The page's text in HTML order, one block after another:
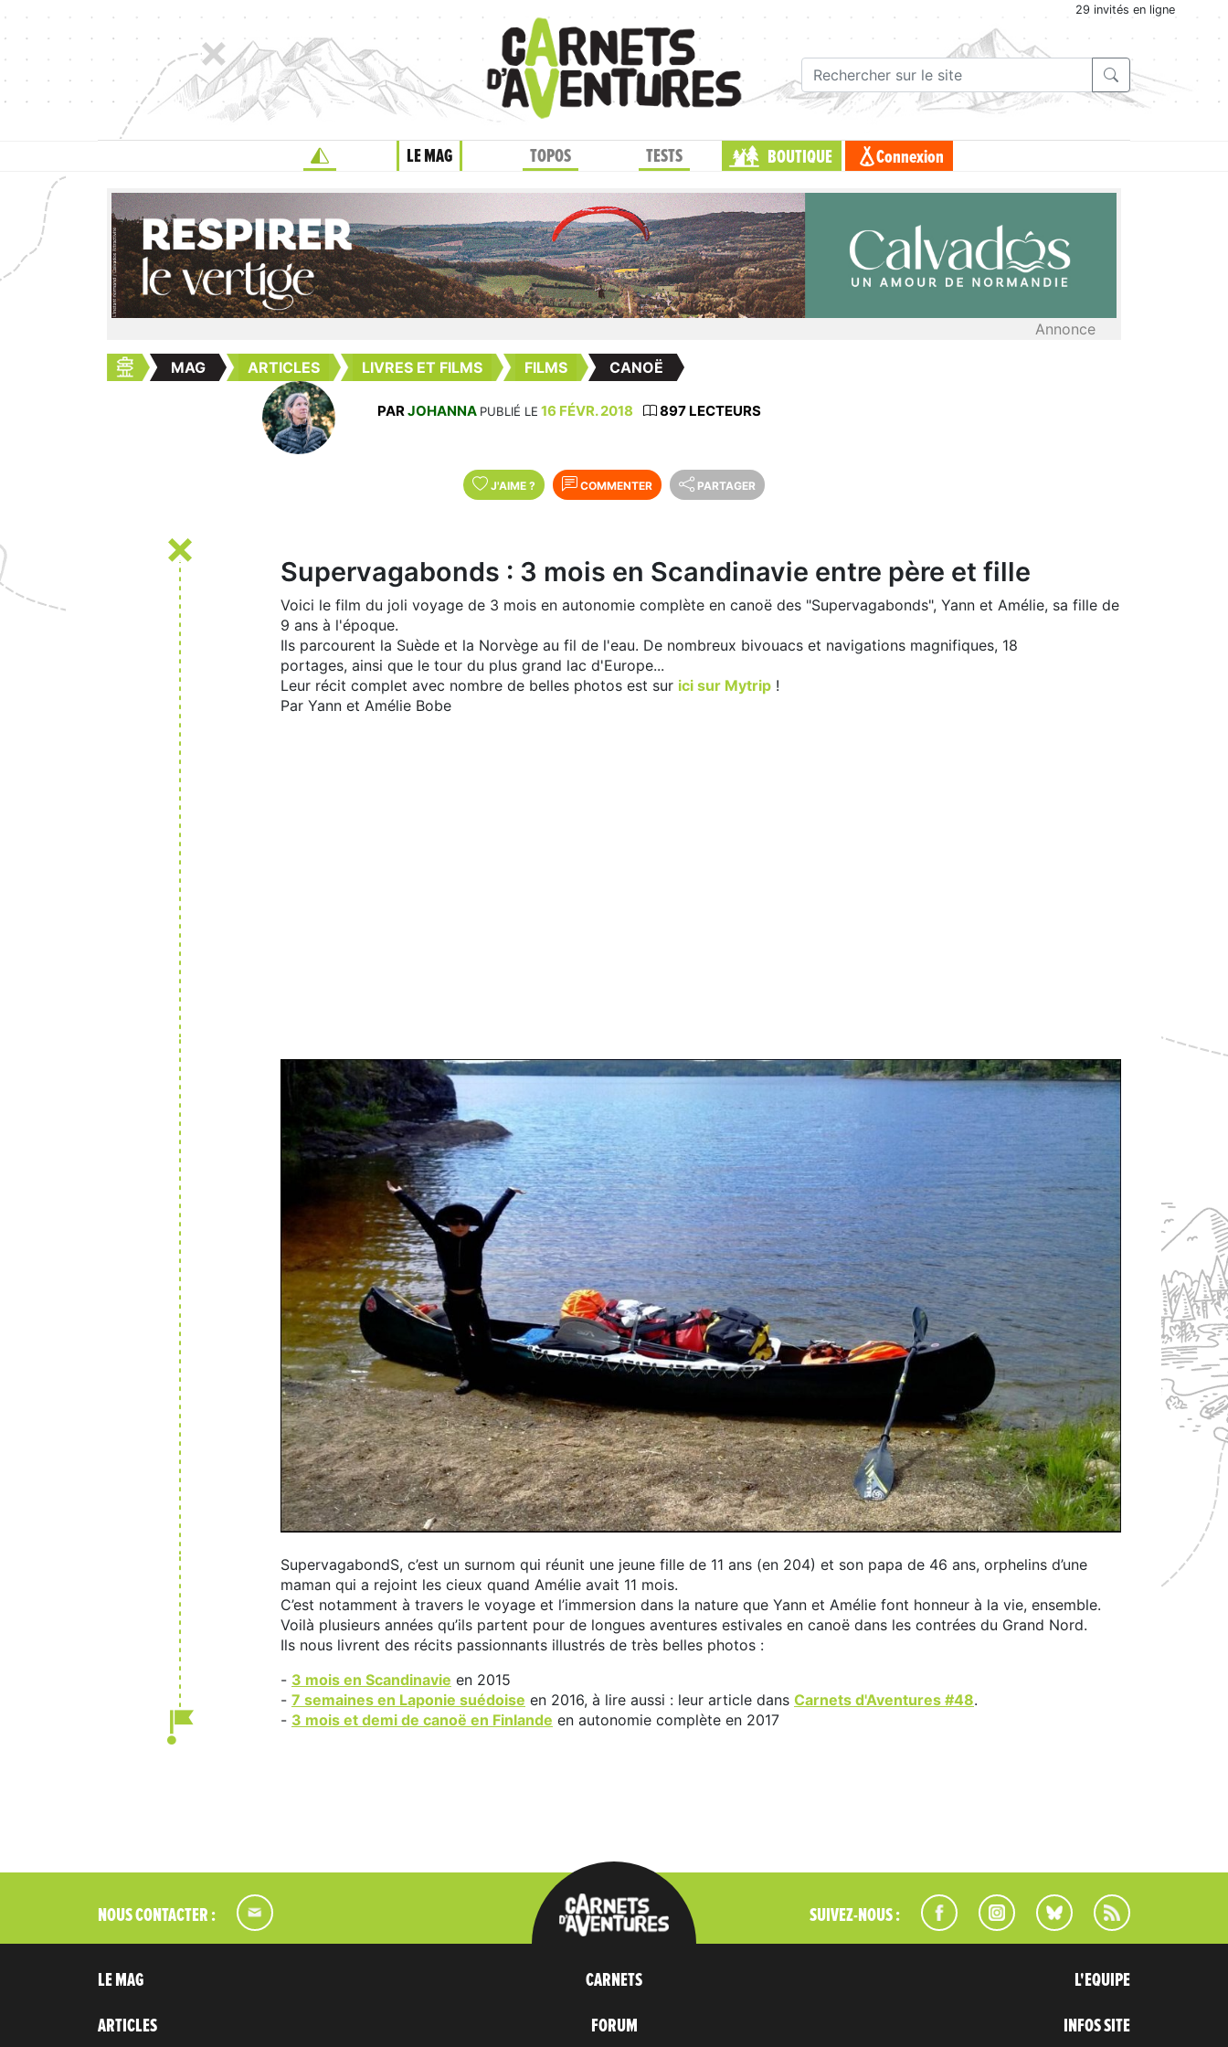
29 invités en ligne
LE MAG TOPOS TESTS BOUTIQUE Connexion
Annonce
MAG ARTICLES LIVRES ET FILMS FILMS CANOË
PARJOHANNA PUBLIÉ LE 16 FÉVR. 2018 897 LECTEURS
J'AIME ? COMMENTER PARTAGER
Supervagabonds : 3 mois en Scandinavie entre père et fille
Voici le film du joli voyage de 3 mois en autonomie complète en canoë des "Supervagabonds", Yann et Amélie, sa fille de
9 ans à l'époque.
Ils parcourent la Suède et la Norvège au fil de l'eau. De nombreux bivouacs et navigations magnifiques, 18
portages, ainsi que le tour du plus grand lac d'Europe...
Leur récit complet avec nombre de belles photos est sur ici sur Mytrip !
Par Yann et Amélie Bobe
SupervagabondS, c’est un surnom qui réunit une jeune fille de 11 ans (en 204) et son papa de 46 ans, orphelins d’une
maman qui a rejoint les cieux quand Amélie avait 11 mois.
C’est notamment à travers le voyage et l’immersion dans la nature que Yann et Amélie font honneur à la vie, ensemble.
Voilà plusieurs années qu’ils partent pour de longues aventures estivales en canoë dans les contrées du Grand Nord.
Ils nous livrent des récits passionnants illustrés de très belles photos :
- 3 mois en Scandinavie en 2015
- 7 semaines en Laponie suédoise en 2016, à lire aussi : leur article dans Carnets d'Aventures #48.
- 3 mois et demi de canoë en Finlande en autonomie complète en 2017
NOUS CONTACTER : SUIVEZ-NOUS :
LE MAG
ARTICLES
CARNETS
FORUM
L'EQUIPE
INFOS SITE